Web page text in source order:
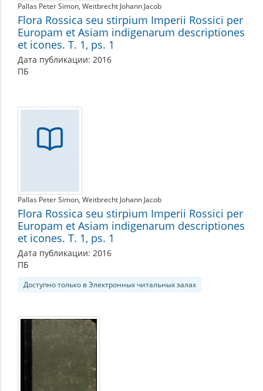
Pallas Peter Simon Weitbrecht Johann Jacob
Flora Rossica seu stirpium Imperii Rossici per
Europam et Asiam indigenarum descriptiones
et icones. T. 1, ps. 1
Дата публикации: 2016
ПБ
Pallas Peter Simon Weitbrecht Johann Jacob
Flora Rossica seu stirpium Imperii Rossici per
Europam et Asiam indigenarum descriptiones
et icones. T. 1, ps. 1
Дата публикации: 2016
ПБ
Доступно только в Электронных читальных залах